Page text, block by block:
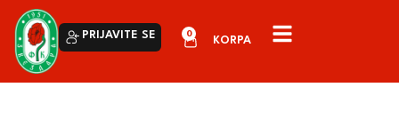
PRIJAVITE SE 0